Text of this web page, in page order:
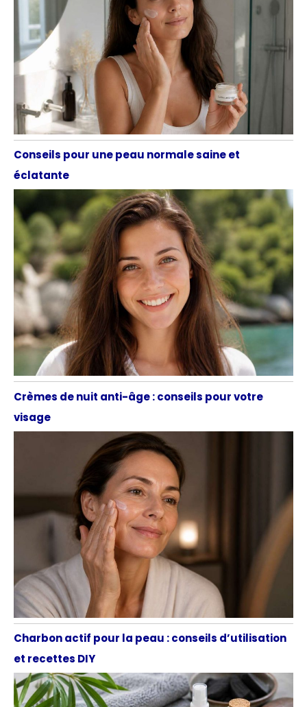
Conseils pour une peau normale saine et
éclatante
Crèmes de nuit anti-âge : conseils pour votre
visage
Charbon actif pour la peau : conseils d’utilisation
et recettes DIY